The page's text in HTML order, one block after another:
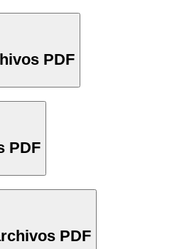
PDF
PDF
PDF